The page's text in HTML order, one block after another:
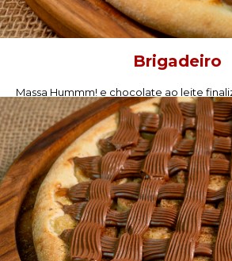
Brigadeiro
Massa Hummm! e chocolate ao leite
PEÇA AGORA!